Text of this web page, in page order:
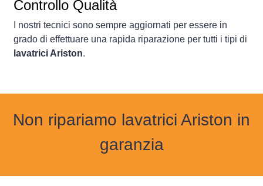
Controllo Qualità
I nostri tecnici sono sempre aggiornati per essere in
grado di effettuare una rapida riparazione per tutti i tipi di
lavatrici Ariston.
Non ripariamo lavatrici Ariston in
garanzia